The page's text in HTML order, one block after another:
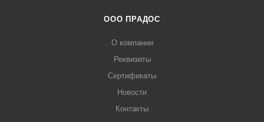
ООО ПРАДОС
О компании
Реквизиты
Сертификаты
Новости
Контакты